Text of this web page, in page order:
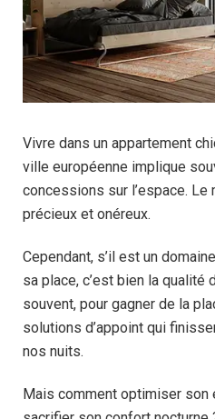
Vivre dans un appartement
ville européenne implique
concessions sur l’espace.
précieux et onéreux.
Cependant, s’il est un
sa place, c’est bien la qualité
souvent, pour gagner de la
solutions d’appoint qui
nos nuits.
Mais comment optimiser son